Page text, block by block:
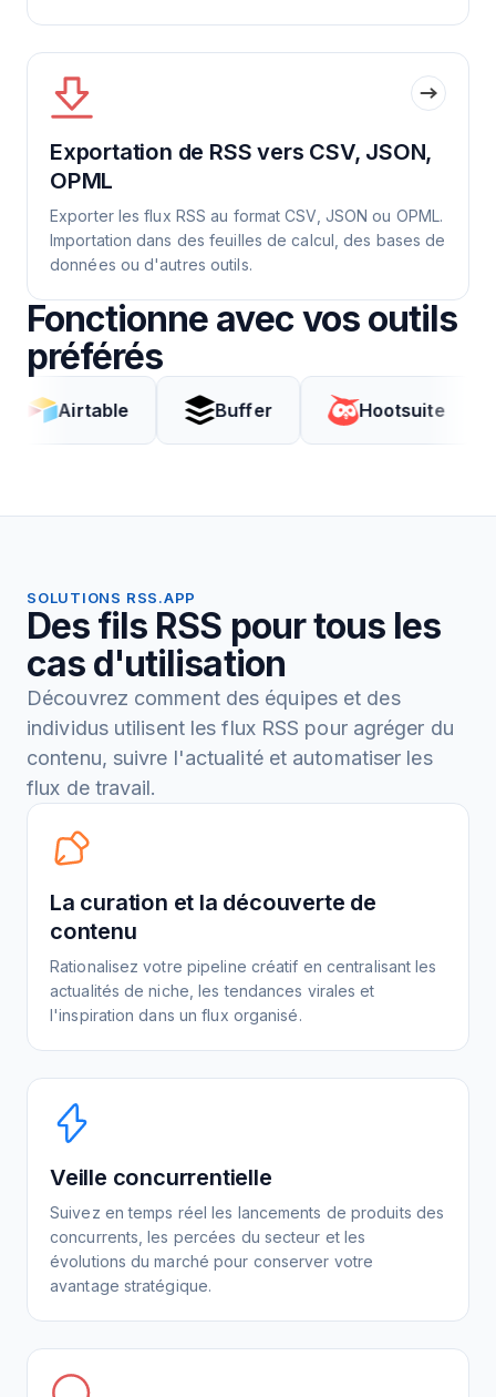
Exportation de RSS vers CSV, JSON,
OPML
Exporter les flux RSS au format CSV, JSON ou OPML.
Importation dans des feuilles de calcul, des bases de
données ou d'autres outils.
Fonctionne avec vos outils
préférés
Buffer Hootsuite
SOLUTIONS RSS.APP
Des fils RSS pour tous les
cas d'utilisation
Découvrez comment des équipes et des
individus utilisent les flux RSS pour agréger du
contenu, suivre l'actualité et automatiser les
flux de travail.
La curation et la découverte de
contenu
Rationalisez votre pipeline créatif en centralisant les
actualités de niche, les tendances virales et
l'inspiration dans un flux organisé.
Veille concurrentielle
Suivez en temps réel les lancements de produits des
concurrents, les percées du secteur et les
évolutions du marché pour conserver votre
avantage stratégique.